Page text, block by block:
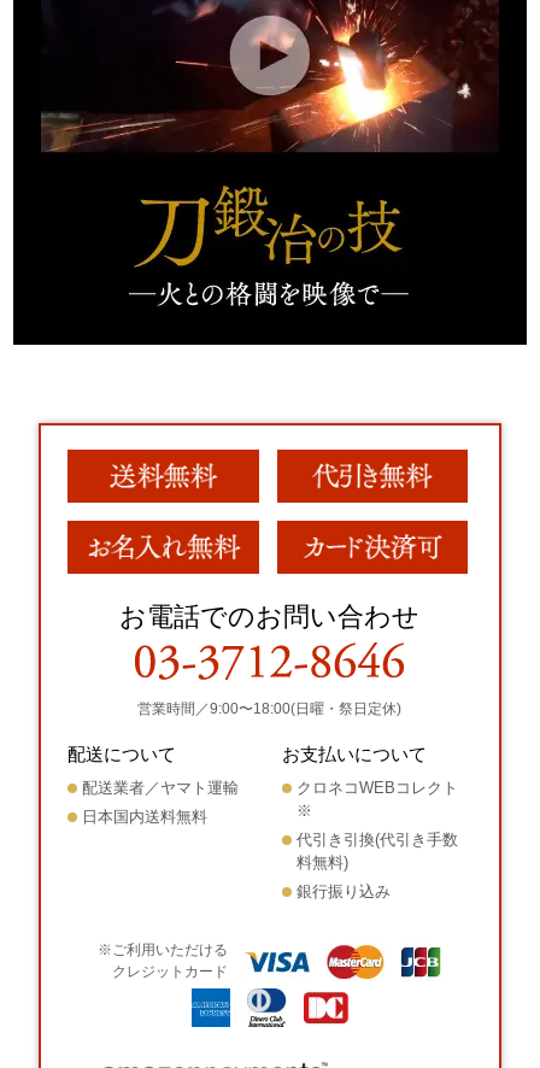
お電話でのお問い合わせ
営業時間／9:00〜18:00(日曜・祭日定休)
配送について
配送業者／ヤマト運輸
日本国内送料無料
お支払いについて
クロネコWEBコレクト
※
代引き引換(代引き手数
料無料)
銀行振り込み
※ご利用いただける
クレジットカード